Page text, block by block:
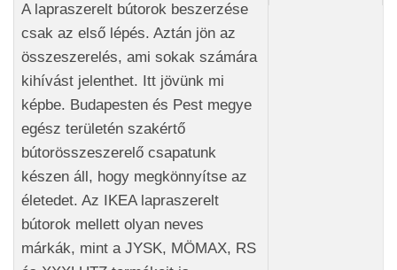
A lapraszerelt bútorok beszerzése
csak az első lépés. Aztán jön az
összeszerelés, ami sokak számára
kihívást jelenthet. Itt jövünk mi
képbe. Budapesten és Pest megye
egész területén szakértő
bútorösszeszerelő csapatunk
készen áll, hogy megkönnyítse az
életedet. Az IKEA lapraszerelt
bútorok mellett olyan neves
márkák, mint a JYSK, MÖMAX, RS